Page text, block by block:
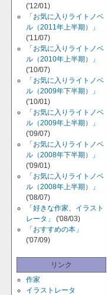
('12/01)
「お気に入りライトノベ
ル（2011年上半期）」
('11/07)
「お気に入りライトノベ
ル（2010年上半期）」
('10/07)
「お気に入りライトノベ
ル（2009年下半期）」
('10/01)
「お気に入りライトノベ
ル（2009年上半期）」
('09/07)
「お気に入りライトノベ
ル（2008年下半期）」
('09/01)
「お気に入りライトノベ
ル（2008年上半期）」
('08/07)
「好きな作家、イラスト
レータ」
('08/03)
「おすすめの本」
('07/09)
リンク
作家
イラストレータ